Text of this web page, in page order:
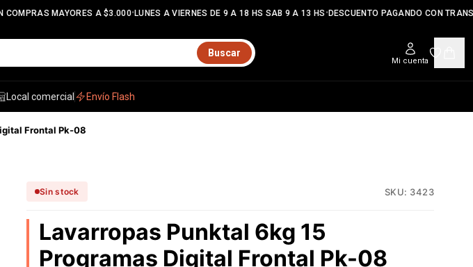
MAYORES A $3.000•LUNES A VIERNES DE 9 A 18 HS SAB 9 A 13 HS•DESCUENTO PAGANDO CON
Buscar
Mi cuenta
Local comercial Envío Flash
Frontal Pk-08
Sin stock SKU: 3423
Lavarropas Punktal 6kg 15
Programas Digital Frontal Pk-08